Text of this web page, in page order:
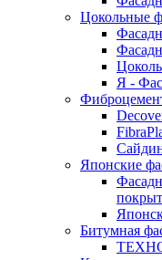
Цокольные
Я -
Японские
Битумная